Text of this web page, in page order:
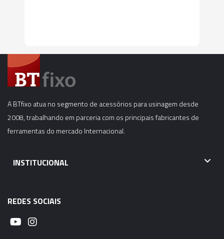
A BTfixo atua no segmento de acessórios para usinagem desde
2008, trabalhando em parceria com os principais fabricantes de
ferramentas do mercado Internacional.
INSTITUCIONAL
REDES SOCIAIS